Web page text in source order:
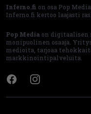
Inferno.fi on osa Pop
Inferno.fi kertoo laajasti
Pop Media on digitaalisen
monipuolinen osaaja.
medioita, tarjoaa
markkinointipalveluita.
FacebookInstagram